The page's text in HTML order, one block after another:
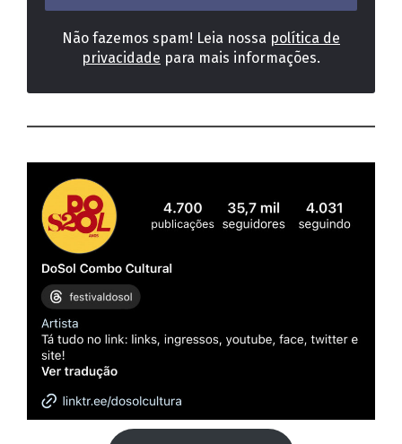
Não fazemos spam! Leia nossa política de
privacidade para mais informações.